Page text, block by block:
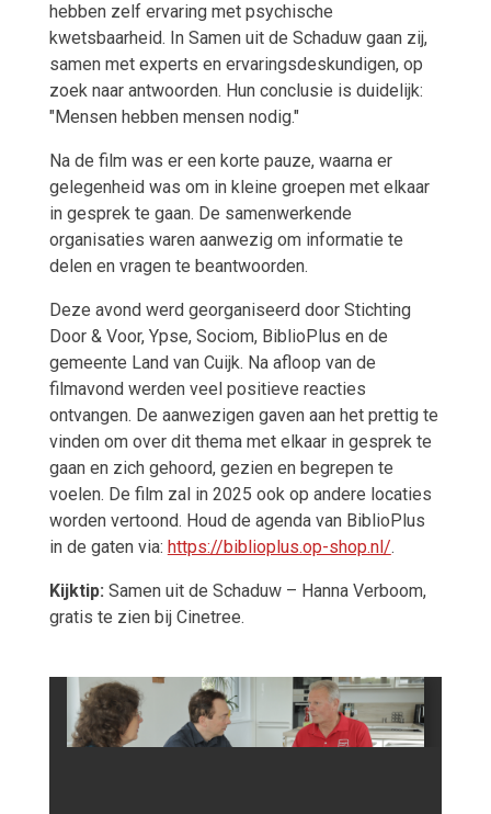
hebben zelf ervaring met psychische
kwetsbaarheid. In Samen uit de Schaduw gaan zij,
samen met experts en ervaringsdeskundigen, op
zoek naar antwoorden. Hun conclusie is duidelijk:
"Mensen hebben mensen nodig."
Na de film was er een korte pauze, waarna er
gelegenheid was om in kleine groepen met elkaar
in gesprek te gaan. De samenwerkende
organisaties waren aanwezig om informatie te
delen en vragen te beantwoorden.
Deze avond werd georganiseerd door Stichting
Door & Voor, Ypse, Sociom, BiblioPlus en de
gemeente Land van Cuijk. Na afloop van de
filmavond werden veel positieve reacties
ontvangen. De aanwezigen gaven aan het prettig te
vinden om over dit thema met elkaar in gesprek te
gaan en zich gehoord, gezien en begrepen te
voelen. De film zal in 2025 ook op andere locaties
worden vertoond. Houd de agenda van BiblioPlus
in de gaten via: https://biblioplus.op-shop.nl/.
Kijktip: Samen uit de Schaduw – Hanna Verboom,
gratis te zien bij Cinetree.